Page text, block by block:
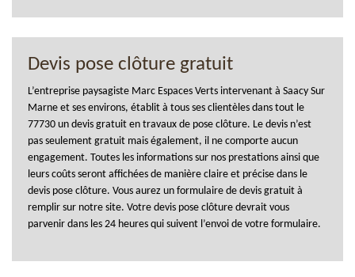
Devis pose clôture gratuit
L’entreprise paysagiste Marc Espaces Verts intervenant à Saacy Sur
Marne et ses environs, établit à tous ses clientèles dans tout le
77730 un devis gratuit en travaux de pose clôture. Le devis n’est
pas seulement gratuit mais également, il ne comporte aucun
engagement. Toutes les informations sur nos prestations ainsi que
leurs coûts seront affichées de manière claire et précise dans le
devis pose clôture. Vous aurez un formulaire de devis gratuit à
remplir sur notre site. Votre devis pose clôture devrait vous
parvenir dans les 24 heures qui suivent l’envoi de votre formulaire.